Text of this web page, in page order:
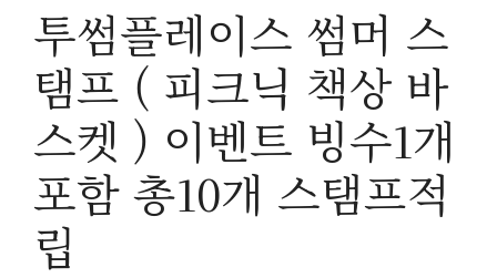
투썸플레이스 썸머 스
탬프 ( 피크닉 책상 바
스켓 ) 이벤트 빙수1개
포함 총10개 스탬프적
립